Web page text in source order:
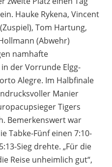
Hauke Rykena, Vincent
Tom Hartung,
(Abwehr)
namhafte
der Vorrunde Elgg-
Alegre. Im Halbfinale
Manier
Tigers
Bemerkenswert war
Tabke-Fünf einen 7:10-
Sieg drehte. „Für die
Reise unheimlich gut“,